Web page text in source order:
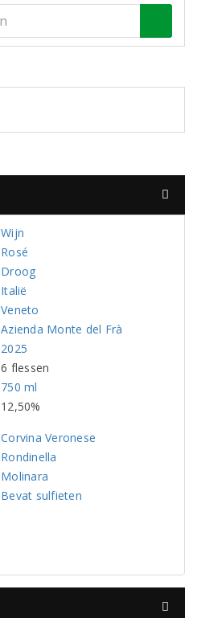
Wijn
Rosé
Droog
Italië
Veneto
Azienda Monte del Frà
2025
6 flessen
750 ml
12,50%
Corvina Veronese
Rondinella
Molinara
Bevat sulfieten